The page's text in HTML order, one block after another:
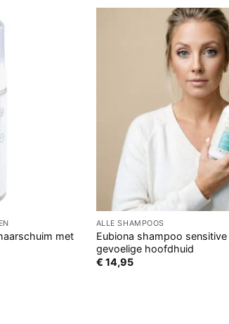
met
ALLE SHAMPOOS
Eubiona shampoo
gevoelige hoofdhuid
€ 14,95